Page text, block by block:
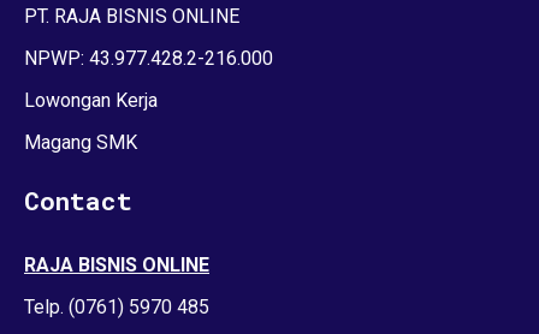
PT. RAJA BISNIS ONLINE
NPWP: 43.977.428.2-216.000
Lowongan Kerja
Magang SMK
Contact
RAJA BISNIS ONLINE
Telp. (0761) 5970 485